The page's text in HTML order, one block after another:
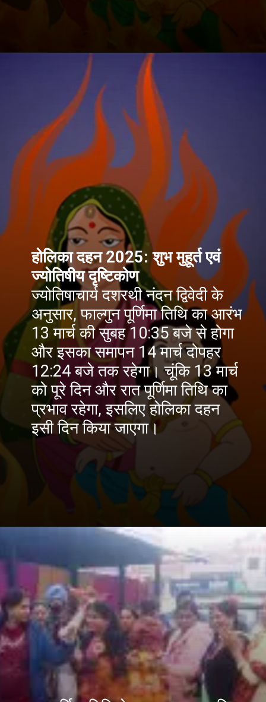
होलिका दहन 2025: शुभ मुहूर्त एवं
ज्योतिषीय दृष्टिकोण
ज्योतिषाचार्य दशरथी नंदन द्विवेदी के
अनुसार, फाल्गुन पूर्णिमा तिथि का आरंभ
13 मार्च की सुबह 10:35 बजे से होगा
और इसका समापन 14 मार्च दोपहर
12:24 बजे तक रहेगा। चूंकि 13 मार्च
को पूरे दिन और रात पूर्णिमा तिथि का
प्रभाव रहेगा, इसलिए होलिका दहन
इसी दिन किया जाएगा।